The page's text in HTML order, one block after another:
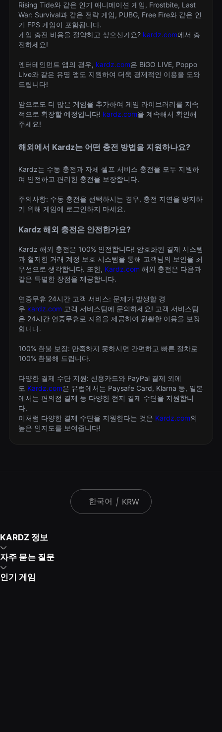
Rising Tide와 같은 인기 애니메이션 게임, Frostbite, Last
War: Survival과 같은 전략 게임, PUBG, Free Fire와 같은 인
기 FPS 게임이 포함됩니다.
게임 충전 비용을 절약하고 싶으신가요? kardz.com에서 충
전하세요!
엔터테인먼트 앱의 경우, kardz.com은 BiGO LIVE, Poppo
Live와 같은 유명 앱도 지원하여 더욱 경제적인 이용을 도와
드립니다!
앞으로도 더 많은 게임을 추가하여 게임 라이브러리를 지속
적으로 확장할 예정입니다! kardz.com을 계속해서 확인해
주세요!
해외에서 Kardz는 어떤 충전 방법을 지원하나요?
Kardz는 수동 충전과 자체 셀프 서비스 충전을 모두 지원하
여 안전하고 편리한 충전을 보장합니다.
주의사항: 수동 충전을 선택하시는 경우, 충전 지연을 방지하
기 위해 게임에 로그인하지 마세요.
Kardz 해외 충전은 안전한가요?
Kardz 해외 충전은 100% 안전합니다! 암호화된 결제 시스템
과 철저한 거래 계정 보호 시스템을 통해 고객님의 보안을 최
우선으로 생각합니다. 또한, Kardz.com 해외 충전은 다음과
같은 특별한 장점을 제공합니다.
연중무휴 24시간 고객 서비스: 문제가 발생할 경
우 kardz.com 고객 서비스팀에 문의하세요! 고객 서비스팀
은 24시간 연중무휴로 지원을 제공하여 원활한 이용을 보장
합니다.
100% 환불 보장: 만족하지 못하시면 간편하고 빠른 절차로
100% 환불해 드립니다.
다양한 결제 수단 지원: 신용카드와 PayPal 결제 외에
도 Kardz.com은 유럽에서는 Paysafe Card, Klarna 등, 일본
에서는 편의점 결제 등 다양한 현지 결제 수단을 지원합니
다.
이처럼 다양한 결제 수단을 지원한다는 것은 Kardz.com의
높은 인지도를 보여줍니다!
한국어 | KRW
KARDZ 정보
자주 묻는 질문
인기 게임